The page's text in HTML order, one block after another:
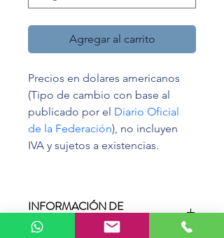
Agregar al carrito
Precios en dolares americanos
(Tipo de cambio con base al
publicado por el Diario Oficial
de la Federación), no incluyen
IVA y sujetos a existencias.
INFORMACIÓN DE
PRODUCTO